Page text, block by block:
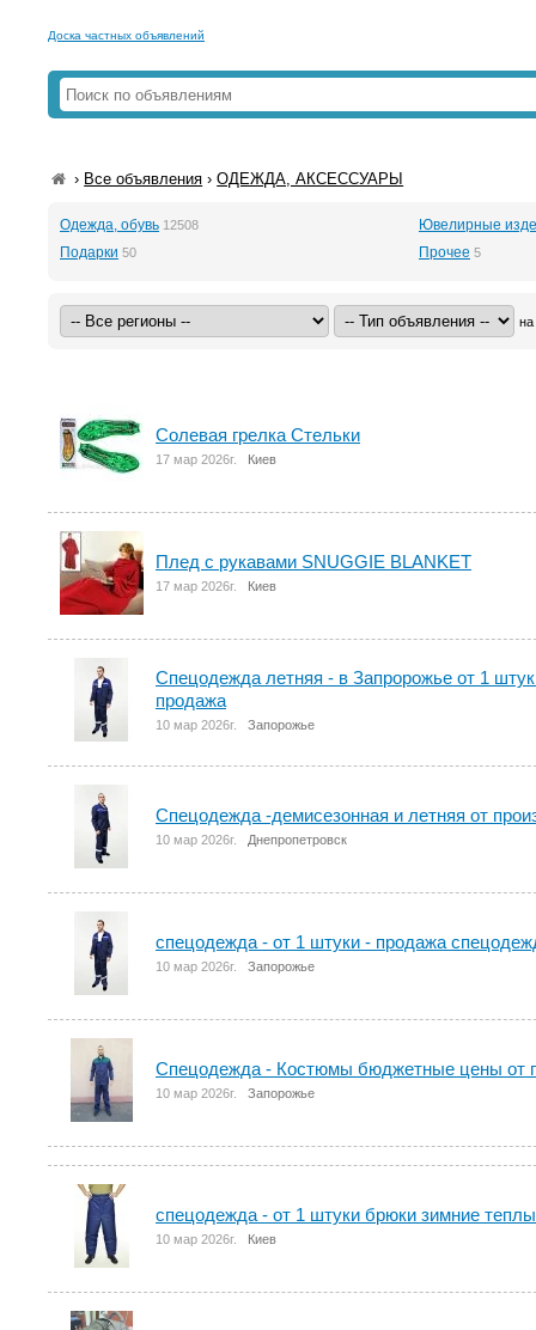
Доска частных объявлений
› Все объявления ›ОДЕЖДА, АКСЕССУАРЫ
Одежда, обувь 12508
Ювелирные
Подарки 50 Прочее 5
на
Солевая грелка Стельки
17 мар 2026г. Киев
Плед с рукавами SNUGGIE BLANKET
17 мар 2026г. Киев
Спецодежда летняя - в Запророжье от 1
продажа
10 мар 2026г. Запорожье
Спецодежда -демисезонная и летняя от
10 мар 2026г. Днепропетровск
спецодежда - от 1 штуки - продажа
10 мар 2026г. Запорожье
Спецодежда - Костюмы бюджетные цены от
10 мар 2026г. Запорожье
спецодежда - от 1 штуки брюки зимние
10 мар 2026г. Киев